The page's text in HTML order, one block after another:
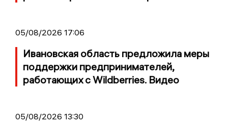
05/08/2026 17:06
Ивановская область предложила меры
поддержки предпринимателей,
работающих с Wildberries. Видео
05/08/2026 13:30